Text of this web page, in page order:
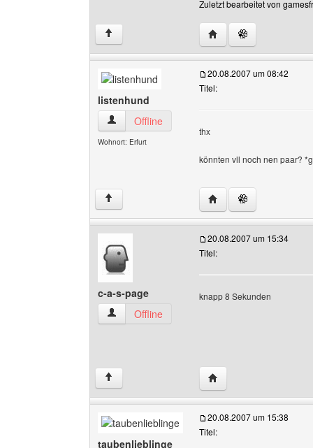
Zuletzt bearbeitet von
↑ Website dieses
listenhund
listenhund Benutzer-Profile anzeigen
Offline
Wohnort: Erfurt
20.08.2007 um 08:42
Titel:
thx
könnten vll noch nen paar?
↑ Website dieses
c-a-s-page
c-a-s-page Benutzer-Profile anzeigen
Offline
20.08.2007 um 15:34
Titel:
knapp 8 Sekunden
↑ Website dieses
taubenlieblinge
20.08.2007 um 15:38
Titel: